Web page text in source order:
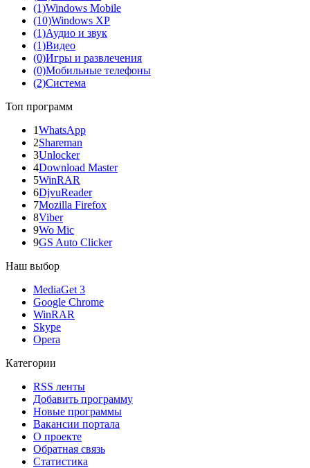
(1)Windows Mobile
(10)Windows XP
(1)Аудио и звук
(1)Видео
(0)Игры и развлечения
(0)Мобильные телефоны
(2)Система
Топ программ
1WhatsApp
2Shareman
3Unlocker
4Download Master
5WinRAR
6DjvuReader
7Mozilla Firefox
8Viber
9Wo Mic
9GS Auto Clicker
Наш выбор
MediaGet 3
Google Chrome
WinRAR
Skype
Opera
Категории
RSS ленты
Добавить программу
Новые программы
Вакансии портала
О проекте
Обратная связь
Статистика